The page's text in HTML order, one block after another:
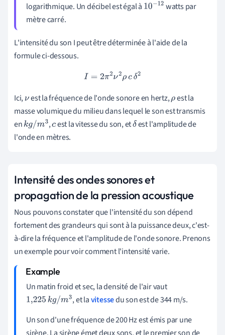
logarithmique. Un décibel est égal à 10−12 watts par
mètre carré.
L'intensité du son I peut être déterminée à l'aide de la
formule ci-dessous.
I=2π2ν2ρcδ2
Ici,νest la fréquence de l'onde sonore en hertz,ρest la
masse volumique du milieu dans lequel le son est transmis
enkg/m3 ,cest la vitesse du son, etδest l'amplitude de
l'onde en mètres.
Intensité des ondes sonores et
propagation de la pression acoustique
Nous pouvons constater que l'intensité du son dépend
fortement des grandeurs qui sont à la puissance deux, c'est-
à-dire la fréquence et l'amplitude de l'onde sonore. Prenons
un exemple pour voir comment l'intensité varie.
Un matin froid et sec, la densité de l'air vaut
1,225kg/m3 , et lavitessedu son est de 344 m/s.
Un son d'une fréquence de 200 Hz est émis par une
sirène. La sirène émet deux sons, et le premier son de